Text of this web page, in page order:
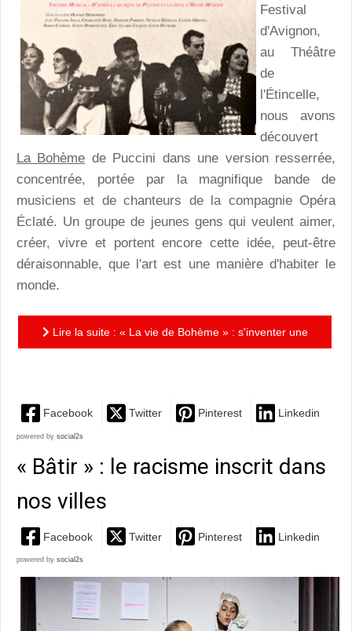
Festival
d'Avignon,
au Théâtre
de
l'Étincelle,
nous avons
découvert
La Bohème de Puccini dans une version resserrée,
concentrée, portée par la magnifique bande de
musiciens et de chanteurs de la compagnie Opéra
Éclaté. Un groupe de jeunes gens qui veulent aimer,
créer, vivre et portent encore cette idée, peut-être
déraisonnable, que l'art est une manière d'habiter le
monde.
Lire la suite : « La vie de Bohème » : s'inventer une
Facebook Twitter Pinterest Linkedin
powered by social2s
« Bâtir » : le racisme inscrit dans
nos villes
Facebook Twitter Pinterest Linkedin
powered by social2s